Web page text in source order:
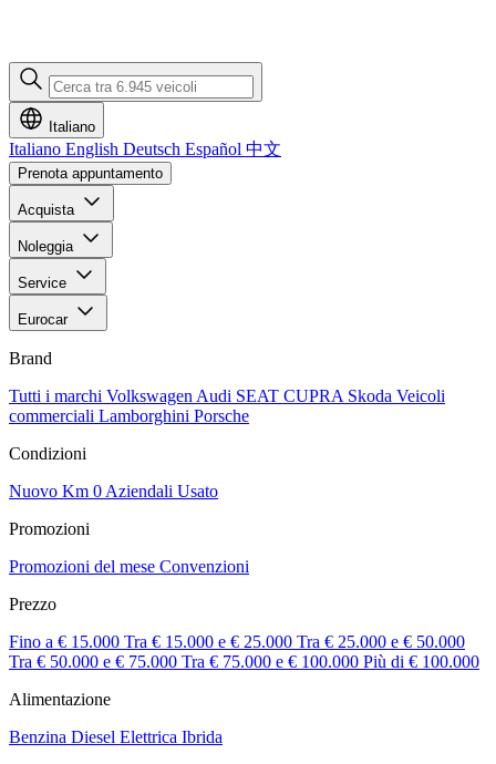
Italiano
Italiano English Deutsch Español 中文
Prenota appuntamento
Acquista
Noleggia
Service
Eurocar
Brand
Tutti i marchi Volkswagen Audi SEAT CUPRA Skoda Veicoli
commerciali Lamborghini Porsche
Condizioni
Nuovo Km 0 Aziendali Usato
Promozioni
Promozioni del mese Convenzioni
Prezzo
Fino a € 15.000 Tra € 15.000 e € 25.000 Tra € 25.000 e € 50.000
Tra € 50.000 e € 75.000 Tra € 75.000 e € 100.000 Più di € 100.000
Alimentazione
Benzina Diesel Elettrica Ibrida